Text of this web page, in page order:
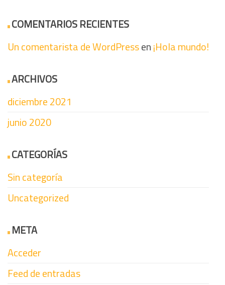
COMENTARIOS RECIENTES
Un comentarista de WordPressen¡Hola mundo!
ARCHIVOS
diciembre 2021
junio 2020
CATEGORÍAS
Sin categoría
Uncategorized
META
Acceder
Feed de entradas